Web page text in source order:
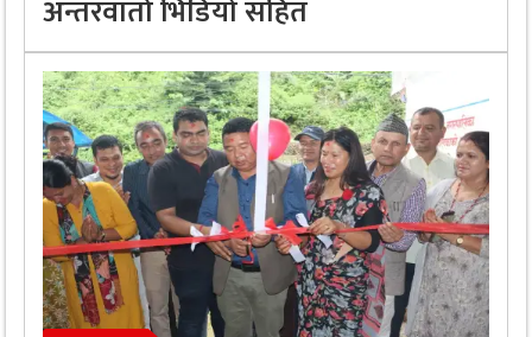
अन्तरवार्ता भिडियो सहित